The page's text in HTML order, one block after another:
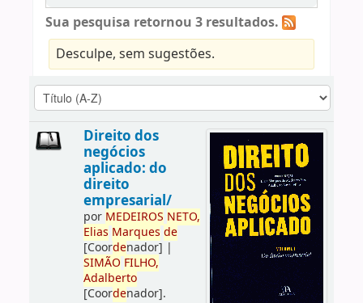
Sua pesquisa retornou 3 resultados.
Desculpe, sem sugestões.
Direito dos
negócios
aplicado: do
direito
empresarial/
por MEDEIROS NETO,
Elias Marques de
[Coordenador] |
SIMÃO FILHO,
Adalberto
[Coordenador].